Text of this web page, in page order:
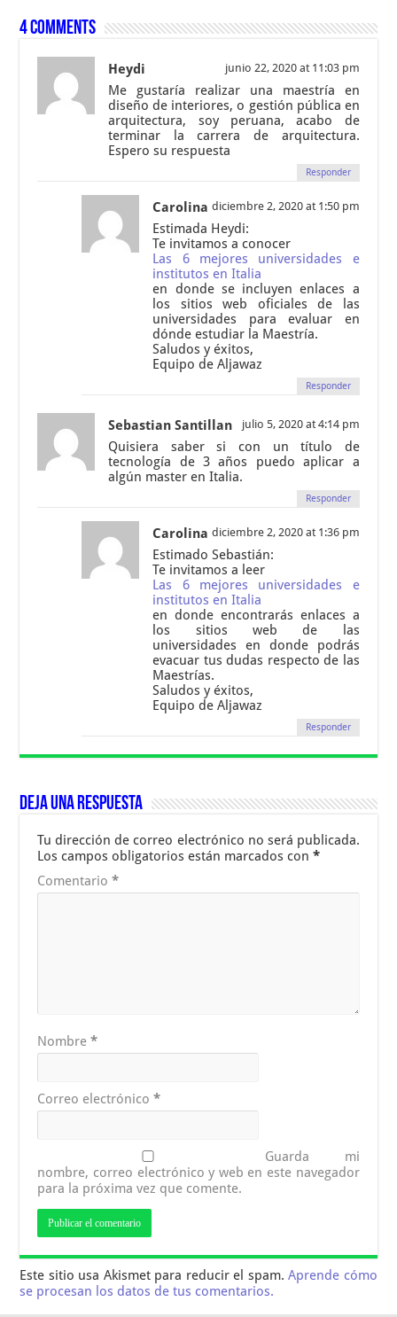
4 comments
Heydi junio 22, 2020 at 11:03 pm
Me gustaría realizar una maestría en
diseño de interiores, o gestión pública en
arquitectura, soy peruana, acabo de
terminar la carrera de arquitectura.
Espero su respuesta
Responder
Carolina diciembre 2, 2020 at 1:50 pm
Estimada Heydi:
Te invitamos a conocer
Las 6 mejores universidades e
institutos en Italia
en donde se incluyen enlaces a
los sitios web oficiales de las
universidades para evaluar en
dónde estudiar la Maestría.
Saludos y éxitos,
Equipo de Aljawaz
Responder
Sebastian Santillan julio 5, 2020 at 4:14 pm
Quisiera saber si con un título de
tecnología de 3 años puedo aplicar a
algún master en Italia.
Responder
Carolina diciembre 2, 2020 at 1:36 pm
Estimado Sebastián:
Te invitamos a leer
Las 6 mejores universidades e
institutos en Italia
en donde encontrarás enlaces a
los sitios web de las
universidades en donde podrás
evacuar tus dudas respecto de las
Maestrías.
Saludos y éxitos,
Equipo de Aljawaz
Responder
Deja una respuesta
Tu dirección de correo electrónico no será publicada.
Los campos obligatorios están marcados con*
Comentario*
Nombre*
Correo electrónico*
Guarda mi
nombre, correo electrónico y web en este navegador
para la próxima vez que comente.
Este sitio usa Akismet para reducir el spam.Aprende cómo
se procesan los datos de tus comentarios.